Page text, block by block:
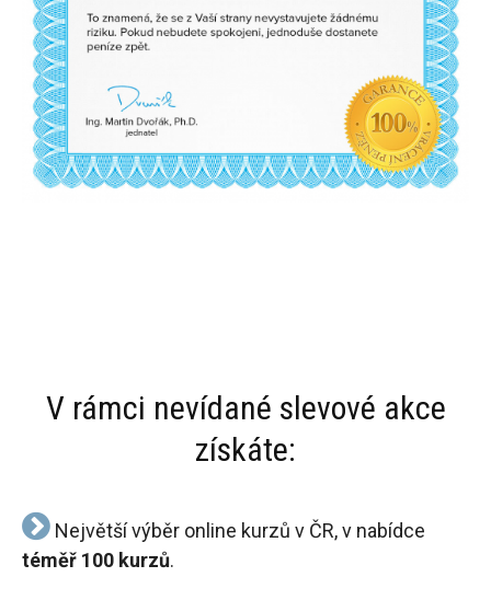
V rámci nevídané slevové akce
získáte:
Největší výběr online kurzů v ČR, v nabídce
téměř 100 kurzů.